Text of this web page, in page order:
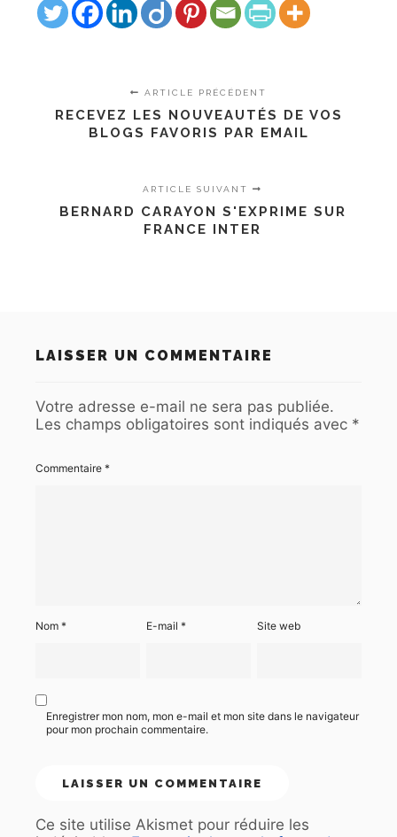
ARTICLE PRÉCÉDENT
RECEVEZ LES NOUVEAUTÉS DE VOS
BLOGS FAVORIS PAR EMAIL
ARTICLE SUIVANT
BERNARD CARAYON S'EXPRIME SUR
FRANCE INTER
LAISSER UN COMMENTAIRE
Votre adresse e-mail ne sera pas publiée.
Les champs obligatoires sont indiqués avec *
Commentaire *
Nom * E-mail* Site web
Enregistrer mon nom, mon e-mail et mon site dans le navigateur
pour mon prochain commentaire.
Ce site utilise Akismet pour réduire les